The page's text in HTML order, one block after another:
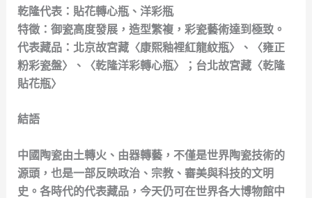
乾隆代表：貼花轉心瓶、洋彩瓶
特徵：御瓷高度發展，造型繁複，彩瓷藝術達到極致。
代表藏品：北京故宮藏〈康熙釉裡紅龍紋瓶〉、〈雍正
粉彩瓷盤〉、〈乾隆洋彩轉心瓶〉；台北故宮藏〈乾隆
貼花瓶〉
結語
中國陶瓷由土轉火、由器轉藝，不僅是世界陶瓷技術的
源頭，也是一部反映政治、宗教、審美與科技的文明
史。各時代的代表藏品，今天仍可在世界各大博物館中